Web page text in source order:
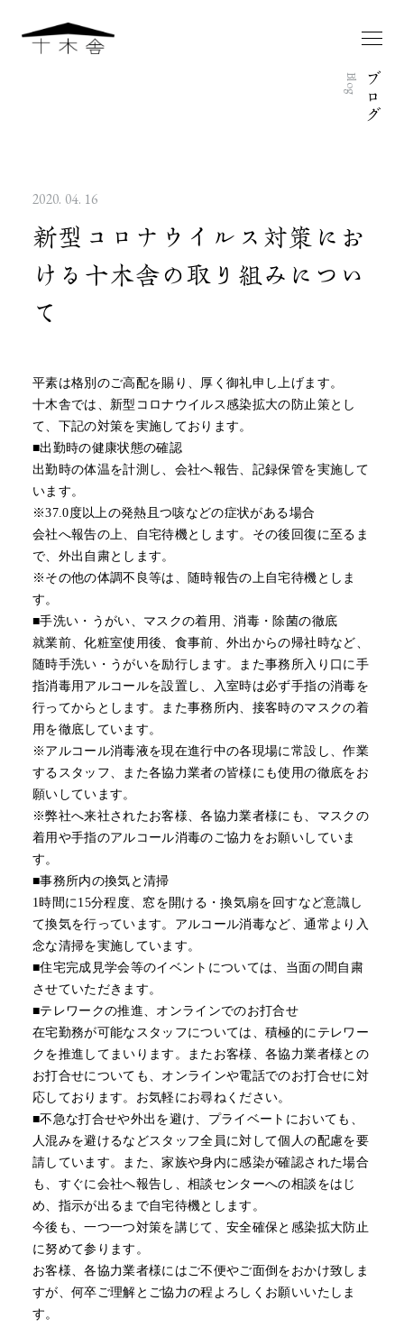
ブ
ロ
グ
Blog
2020. 04. 16
新型コロナウイルス対策にお
ける十木舎の取り組みについ
て
平素は格別のご高配を賜り、厚く御礼申し上げます。
十木舎では、新型コロナウイルス感染拡大の防止策とし
て、下記の対策を実施しております。
■出勤時の健康状態の確認
出勤時の体温を計測し、会社へ報告、記録保管を実施して
います。
※37.0度以上の発熱且つ咳などの症状がある場合
会社へ報告の上、自宅待機とします。その後回復に至るま
で、外出自粛とします。
※その他の体調不良等は、随時報告の上自宅待機としま
す。
■手洗い・うがい、マスクの着用、消毒・除菌の徹底
就業前、化粧室使用後、食事前、外出からの帰社時など、
随時手洗い・うがいを励行します。また事務所入り口に手
指消毒用アルコールを設置し、入室時は必ず手指の消毒を
行ってからとします。また事務所内、接客時のマスクの着
用を徹底しています。
※アルコール消毒液を現在進行中の各現場に常設し、作業
するスタッフ、また各協力業者の皆様にも使用の徹底をお
願いしています。
※弊社へ来社されたお客様、各協力業者様にも、マスクの
着用や手指のアルコール消毒のご協力をお願いしていま
す。
■事務所内の換気と清掃
1時間に15分程度、窓を開ける・換気扇を回すなど意識し
て換気を行っています。アルコール消毒など、通常より入
念な清掃を実施しています。
■住宅完成見学会等のイベントについては、当面の間自粛
させていただきます。
■テレワークの推進、オンラインでのお打合せ
在宅勤務が可能なスタッフについては、積極的にテレワー
クを推進してまいります。またお客様、各協力業者様との
お打合せについても、オンラインや電話でのお打合せに対
応しております。お気軽にお尋ねください。
■不急な打合せや外出を避け、プライベートにおいても、
人混みを避けるなどスタッフ全員に対して個人の配慮を要
請しています。また、家族や身内に感染が確認された場合
も、すぐに会社へ報告し、相談センターへの相談をはじ
め、指示が出るまで自宅待機とします。
今後も、一つ一つ対策を講じて、安全確保と感染拡大防止
に努めて参ります。
お客様、各協力業者様にはご不便やご面倒をおかけ致しま
すが、何卒ご理解とご協力の程よろしくお願いいたしま
す。